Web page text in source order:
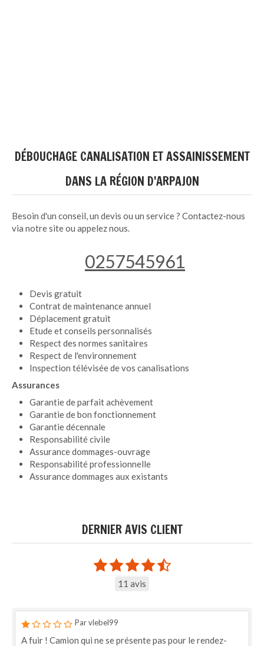
DÉBOUCHAGE CANALISATION ET ASSAINISSEMENT
DANS LA RÉGION D'ARPAJON
Besoin d'un conseil, un devis ou un service ? Contactez-nous
via notre site ou appelez nous.
0257545961
Devis gratuit
Contrat de maintenance annuel
Déplacement gratuit
Etude et conseils personnalisés
Respect des normes sanitaires
Respect de l'environnement
Inspection télévisée de vos canalisations
Assurances
Garantie de parfait achèvement
Garantie de bon fonctionnement
Garantie décennale
Responsabilité civile
Assurance dommages-ouvrage
Responsabilité professionnelle
Assurance dommages aux existants
DERNIER AVIS CLIENT
11 avis
Par vlebel99
A fuir ! Camion qui ne se présente pas pour le rendez-